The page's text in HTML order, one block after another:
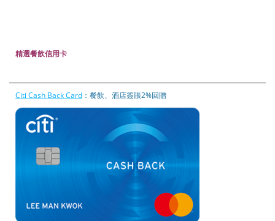
精選餐飲信用卡
Citi Cash Back Card ：餐飲、酒店簽賬2%回贈